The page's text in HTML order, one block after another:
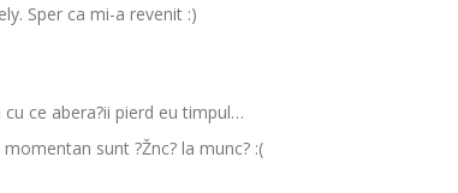
Sper ca mi-a revenit :)
cu ce abera?ii pierd eu timpul…
sunt ?Žnc? la munc? :(